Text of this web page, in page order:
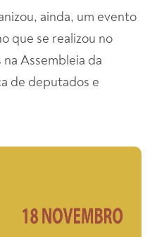
ainda, um evento
que se realizou no
Assembleia da
de deputados e